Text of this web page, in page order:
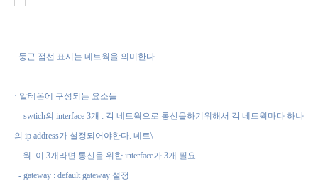
둥근 점선 표시는 네트웍을 의미한다.
· 알테온에 구성되는 요소들
- swtich의 interface 3개 : 각 네트웍으로 통신을하기위해서 각 네트웍마다 하나
의 ip address가 설정되어야한다. 네트\
웍 이 3개라면 통신을 위한 interface가 3개 필요.
- gateway : default gateway 설정